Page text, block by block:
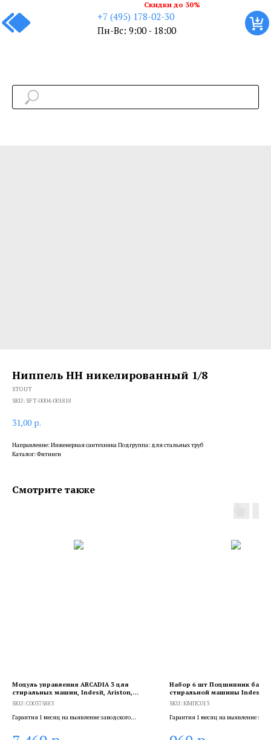
+7 (495) 178-02-30
Пн-Вс: 9:00 - 18:00
Скидки до 30%
Ниппель HH никелированный 1/8
STOUT
SKU: SFT-0004-001818
31,00 р.
Направление: Инженерная сантехника Подгруппа: для стальных труб
Каталог: Фитинги
Смотрите также
Модуль управления ARCADIA 3 для
стиральных машин, Indesit, Ariston,
C00375883
SKU:C00375883
Гарантия 1 месяц на выявление заводского
сертифицированный специалист.
Набор 6 шт Подшипник
стиральной машины Indesit,
6202 ZZ, 15x35x11, KMПС013
SKU:KMПС013
Гарантия 1 месяц на выявление
сертифицированный специалист.